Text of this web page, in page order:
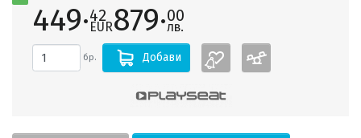
449·42
EUR879·00
лв.
бр. Добави